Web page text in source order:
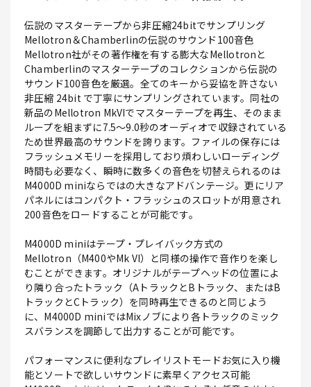
伝説のマスターテープから非圧縮24bitでサンプリング
Mellotron＆Chamberlinの伝説のサウンド100音色
Mellotron社がその著作権を有する膨大なMellotronと
Chamberlinのマスターテープのコレクションから伝説の
サウンド100音色を厳選。全てのキーから妥協を許さない
非圧縮 24bit で丁寧にサンプリングされています。同社の
新品のMellotron MkVIでマスターテープを再生、そのまま
ループを組まずに7.5～9.0秒のオーディオで収録されている
ため世界最高のサウンドを誇ります。ファイルの保存には
フラッシュメモリーを採用しており煩わしいローディング
時間も必要なく、瞬時に数多くの音色を切替えられるのは
M4000D miniならではの大きなアドバンテージ。更にリア
パネルにはコンパクト・フラッシュのスロットが用意され
200音色をロードすることが可能です。
M4000D miniはテープ・プレイバック方式の
Mellotron（M400やMk VI）と同様の操作で音作りを楽し
むことができます。オリジナルがテープヘッドの位置によ
り隣り合ったトラック（AトラックとBトラック、またはB
トラックとCトラック）を同時再生できるのと同じよう
に、M4000D miniではMixノブにより各トラックのミック
スバランスを調節して出力することが可能です。
パフォーマンスに便利なプレイリストモードお気に入り機
能とソートで欲しいサウンドに素早くアクセス可能